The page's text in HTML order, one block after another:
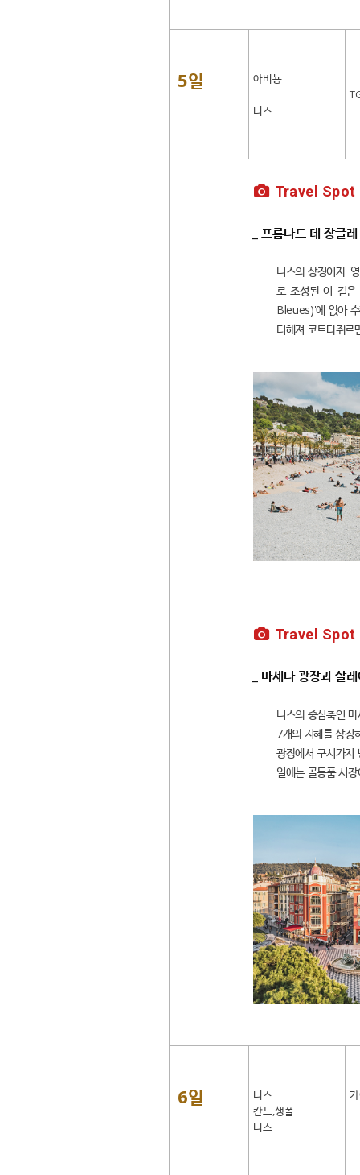
5일 아비뇽
니스
Travel Spot
_ 프롬나드 데 장글레
니스의 상징이자 '
로 조성된 이 길은
Bleues)'에 앉아 수
더해져 코트다쥐르
Travel Spot
_ 마세나 광장과 살
니스의 중심축인
7개의 지혜를 상징
광장에서 구시가지
일에는 골동품 시
6일
니스
칸느,생폴
니스